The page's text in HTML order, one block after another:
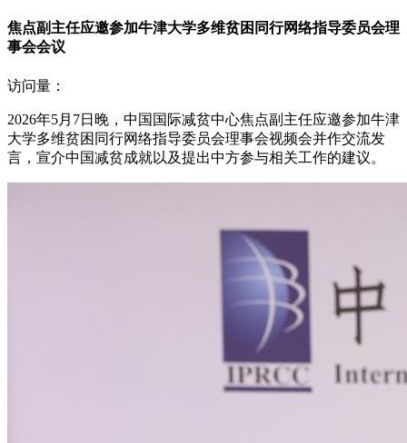
焦点副主任应邀参加牛津大学多维贫困同行网络指导委员会理
事会会议
访问量：
2026年5月7日晚，中国国际减贫中心焦点副主任应邀参加牛津
大学多维贫困同行网络指导委员会理事会视频会并作交流发
言，宣介中国减贫成就以及提出中方参与相关工作的建议。